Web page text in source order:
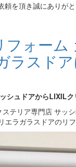
を頂き誠にありがと
ォー
ラスド
シュドアからLIXIL
テリア専門店 サッシ
ラガラスドアのリ